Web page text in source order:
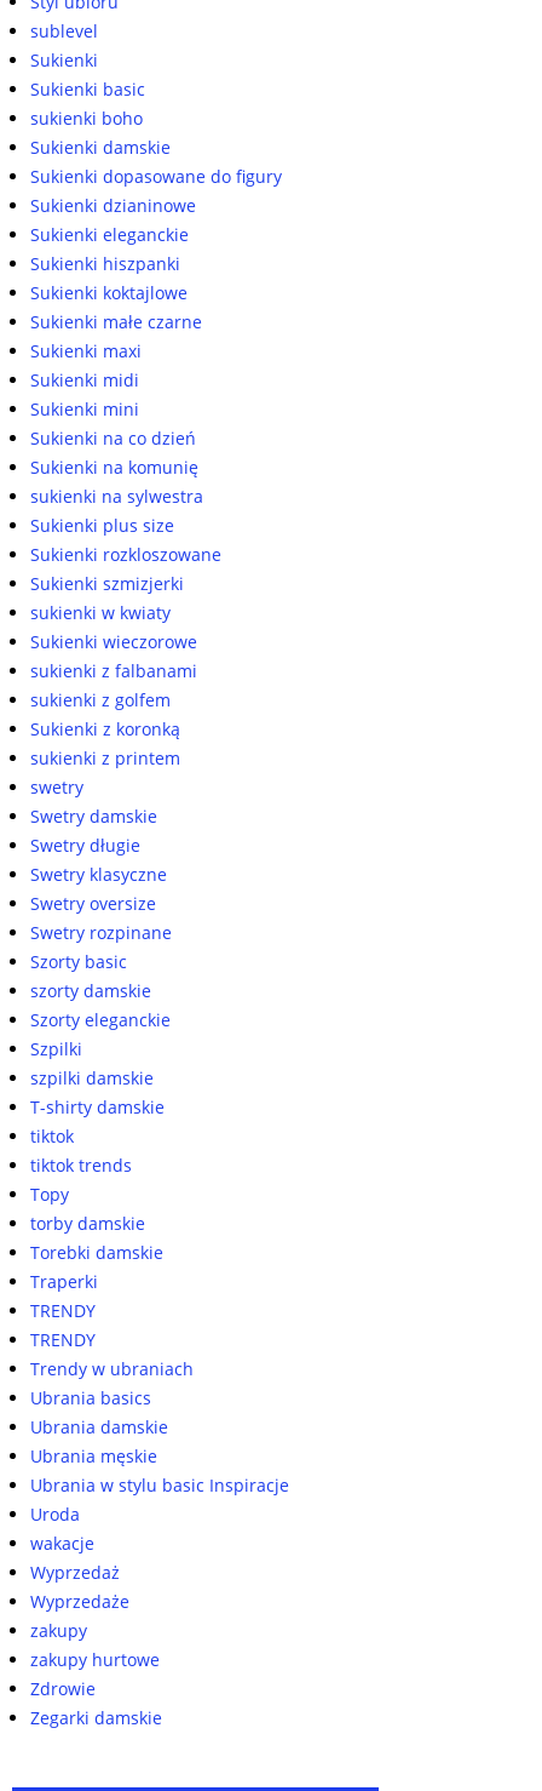
sublevel
Sukienki
Sukienki basic
sukienki boho
Sukienki damskie
Sukienki dopasowane do figury
Sukienki dzianinowe
Sukienki eleganckie
Sukienki hiszpanki
Sukienki koktajlowe
Sukienki małe czarne
Sukienki maxi
Sukienki midi
Sukienki mini
Sukienki na co dzień
Sukienki na komunię
sukienki na sylwestra
Sukienki plus size
Sukienki rozkloszowane
Sukienki szmizjerki
sukienki w kwiaty
Sukienki wieczorowe
sukienki z falbanami
sukienki z golfem
Sukienki z koronką
sukienki z printem
swetry
Swetry damskie
Swetry długie
Swetry klasyczne
Swetry oversize
Swetry rozpinane
Szorty basic
szorty damskie
Szorty eleganckie
Szpilki
szpilki damskie
T-shirty damskie
tiktok
tiktok trends
Topy
torby damskie
Torebki damskie
Traperki
TRENDY
TRENDY
Trendy w ubraniach
Ubrania basics
Ubrania damskie
Ubrania męskie
Ubrania w stylu basic Inspiracje
Uroda
wakacje
Wyprzedaż
Wyprzedaże
zakupy
zakupy hurtowe
Zdrowie
Zegarki damskie